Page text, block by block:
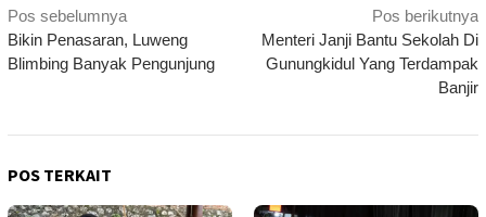
Navigasi
pos
Pos sebelumnya
Bikin Penasaran, Luweng
Blimbing Banyak Pengunjung
Pos berikutnya
Menteri Janji Bantu Sekolah Di
Gunungkidul Yang Terdampak
Banjir
POS TERKAIT